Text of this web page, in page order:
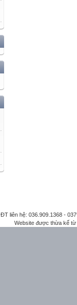
ĐT liên hệ: 036.909.1368 -
Website được thừa kế từ